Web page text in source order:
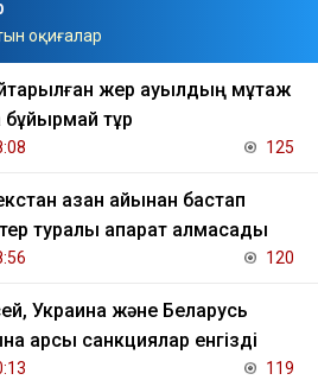
оқиғалар
жер ауылдың мұқтаж
тұр
125
қазан айынан бастап
туралы ақпарат алмасады
120
Украина және Беларусь
қарсы санкциялар енгізді
119